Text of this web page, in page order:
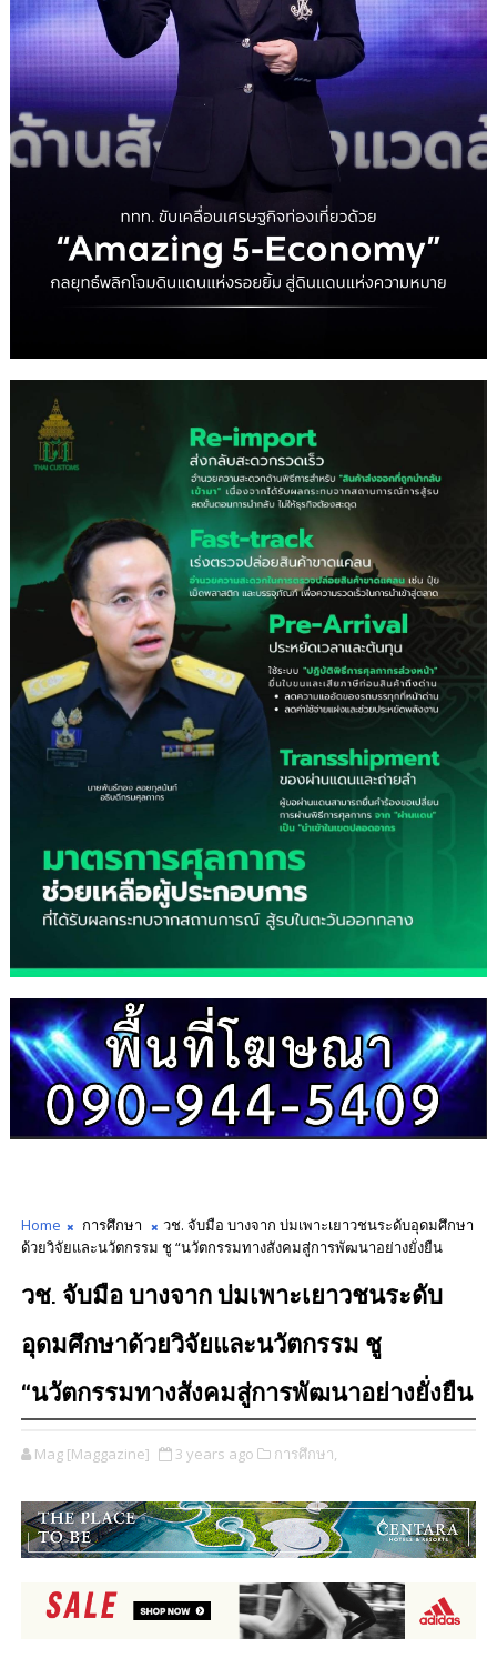
Home การศึกษา
วช. จับมือ บางจาก บ่มเพาะเยาวชนระดับอุดมศึกษา
ด้วยวิจัยและนวัตกรรม ชู “นวัตกรรมทางสังคมสู่การพัฒนาอย่างยั่งยืน
วช. จับมือ บางจาก บ่มเพาะเยาวชนระดับ
อุดมศึกษาด้วยวิจัยและนวัตกรรม ชู
“นวัตกรรมทางสังคมสู่การพัฒนาอย่างยั่งยืน
Mag [Maggazine] 3 years ago การศึกษา,